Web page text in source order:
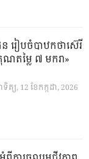
ៀបចំបាឋកថាស៊េរី
តម្លៃ ៧ មករា»
ាទិត្យ, 12 ខែ​កក្កដា, 2026